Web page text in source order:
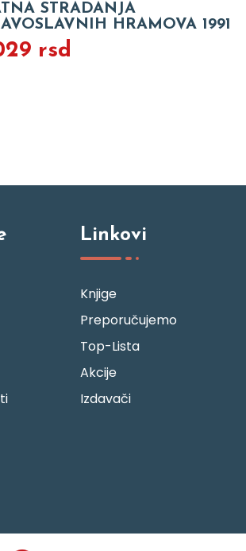
STRADANJA
HRAMOVA 1991
rsd
Linkovi
Knjige
Preporučujemo
Top-Lista
Akcije
Izdavači